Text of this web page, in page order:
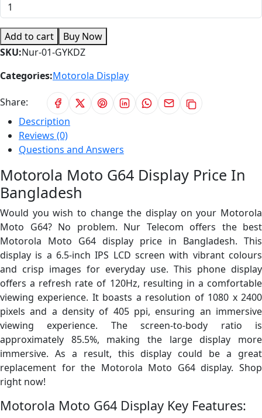
Add to cart
Buy Now
SKU:Nur-01-GYKDZ
Categories:Motorola Display
Share:
Description
Reviews (0)
Questions and Answers
Motorola Moto G64 Display Price In
Bangladesh
Would you wish to change the display on your Motorola
Moto G64? No problem. Nur Telecom offers the best
Motorola Moto G64 display price in Bangladesh. This
display is a 6.5-inch IPS LCD screen with vibrant colours
and crisp images for everyday use. This phone display
offers a refresh rate of 120Hz, resulting in a comfortable
viewing experience. It boasts a resolution of 1080 x 2400
pixels and a density of 405 ppi, ensuring an immersive
viewing experience. The screen-to-body ratio is
approximately 85.5%, making the large display more
immersive. As a result, this display could be a great
replacement for the Motorola Moto G64 display. Shop
right now!
Motorola Moto G64 Display Key Features: